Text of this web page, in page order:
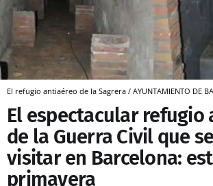
El refugio antiaéreo de la Sagrera / AYUNTAMIENTO DE
El espectacular refugio
de la Guerra Civil que
visitar en Barcelona:
primavera